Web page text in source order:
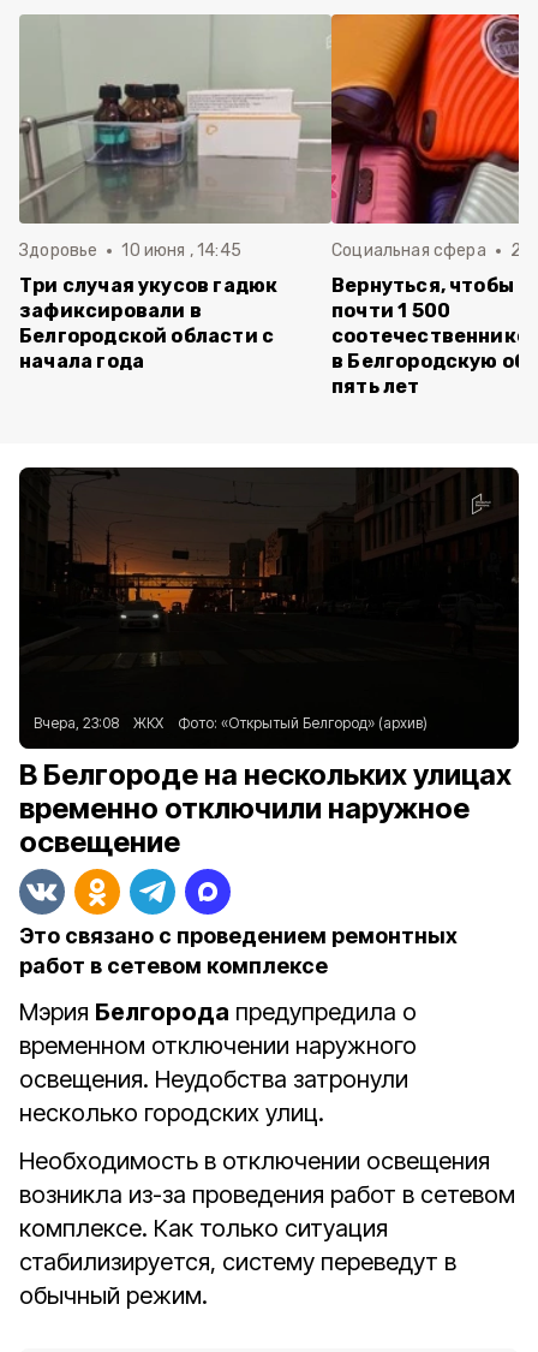
Здоровье 10 июня , 14:45
Три случая укусов гадюк
зафиксировали в
Белгородской области с
начала года
Социальная сфера 20
Вернуться, чтобы
почти 1 500
в Белгородскую
пять лет
Вчера, 23:08 ЖКХ Фото: «Открытый Белгород» (архив)
В Белгороде на нескольких улицах
временно отключили наружное
освещение
Это связано с проведением ремонтных
работ в сетевом комплексе
Мэрия Белгорода предупредила о
временном отключении наружного
освещения. Неудобства затронули
несколько городских улиц.
Необходимость в отключении освещения
возникла из-за проведения работ в сетевом
комплексе. Как только ситуация
стабилизируется, систему переведут в
обычный режим.